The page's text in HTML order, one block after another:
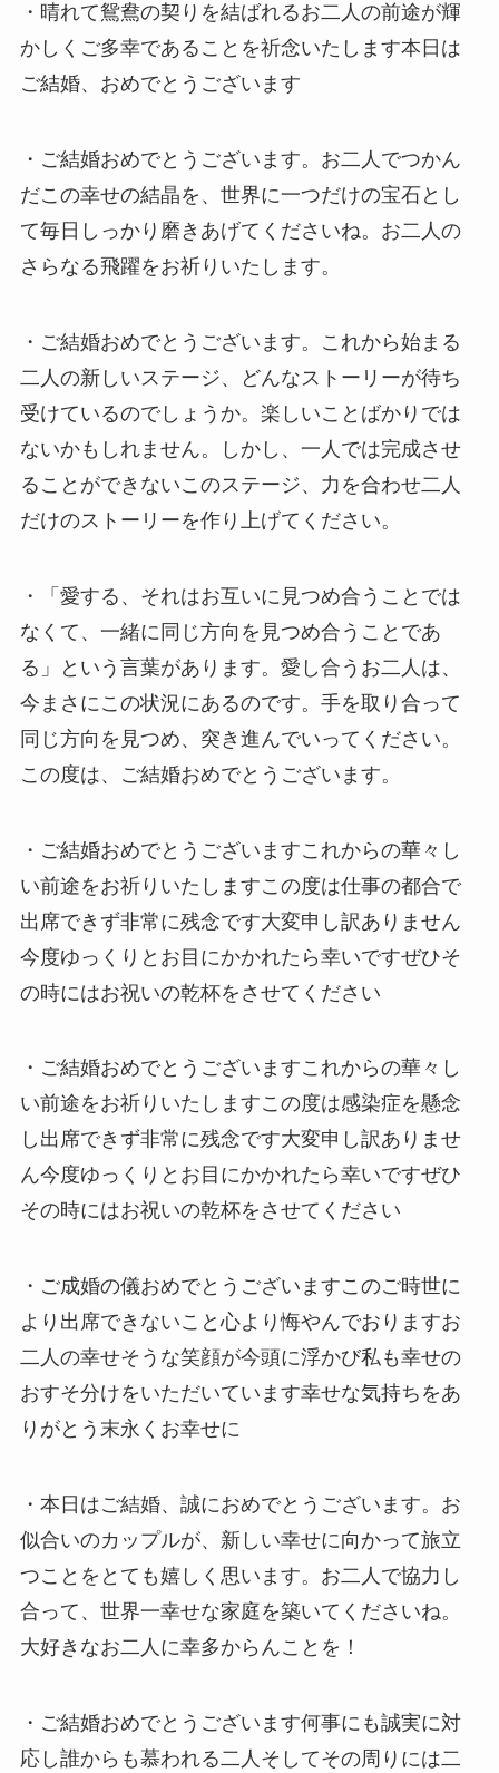
・晴れて鴛鴦の契りを結ばれるお二人の前途が輝
かしくご多幸であることを祈念いたします本日は
ご結婚、おめでとうございます
・ご結婚おめでとうございます。お二人でつかん
だこの幸せの結晶を、世界に一つだけの宝石とし
て毎日しっかり磨きあげてくださいね。お二人の
さらなる飛躍をお祈りいたします。
・ご結婚おめでとうございます。これから始まる
二人の新しいステージ、どんなストーリーが待ち
受けているのでしょうか。楽しいことばかりでは
ないかもしれません。しかし、一人では完成させ
ることができないこのステージ、力を合わせ二人
だけのストーリーを作り上げてください。
・「愛する、それはお互いに見つめ合うことでは
なくて、一緒に同じ方向を見つめ合うことであ
る」という言葉があります。愛し合うお二人は、
今まさにこの状況にあるのです。手を取り合って
同じ方向を見つめ、突き進んでいってください。
この度は、ご結婚おめでとうございます。
・ご結婚おめでとうございますこれからの華々し
い前途をお祈りいたしますこの度は仕事の都合で
出席できず非常に残念です大変申し訳ありません
今度ゆっくりとお目にかかれたら幸いですぜひそ
の時にはお祝いの乾杯をさせてください
・ご結婚おめでとうございますこれからの華々し
い前途をお祈りいたしますこの度は感染症を懸念
し出席できず非常に残念です大変申し訳ありませ
ん今度ゆっくりとお目にかかれたら幸いですぜひ
その時にはお祝いの乾杯をさせてください
・ご成婚の儀おめでとうございますこのご時世に
より出席できないこと心より悔やんでおりますお
二人の幸せそうな笑顔が今頭に浮かび私も幸せの
おすそ分けをいただいています幸せな気持ちをあ
りがとう末永くお幸せに
・本日はご結婚、誠におめでとうございます。お
似合いのカップルが、新しい幸せに向かって旅立
つことをとても嬉しく思います。お二人で協力し
合って、世界一幸せな家庭を築いてくださいね。
大好きなお二人に幸多からんことを！
・ご結婚おめでとうございます何事にも誠実に対
応し誰からも慕われる二人そしてその周りには二